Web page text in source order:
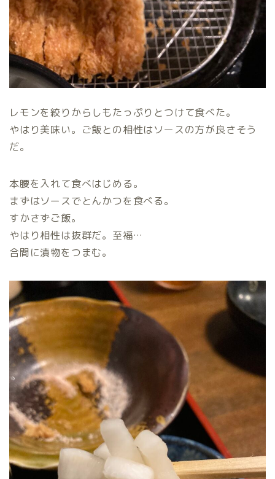
レモンを絞りからしもたっぷりとつけて食べた。
やはり美味い。ご飯との相性はソースの方が良さそう
だ。
本腰を入れて食べはじめる。
まずはソースでとんかつを食べる。
すかさずご飯。
やはり相性は抜群だ。至福…
合間に漬物をつまむ。